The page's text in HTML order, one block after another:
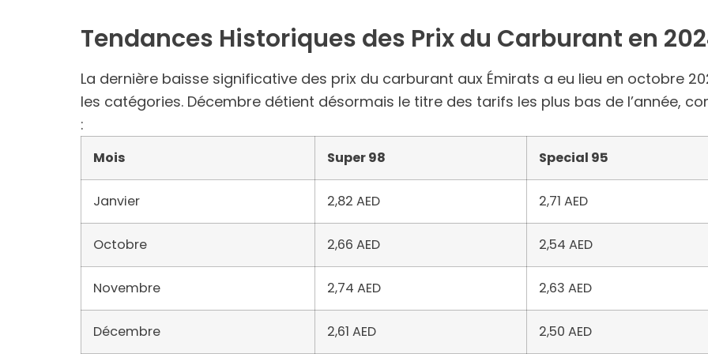
Tendances Historiques des Prix du Carburant en
La dernière baisse significative des prix du carburant aux Émirats a eu lieu en octobre
les catégories. Décembre détient désormais le titre des tarifs les plus bas de l’année,
:
Mois Super 98 Special 95
Janvier 2,82 AED 2,71 AED
Octobre 2,66 AED 2,54 AED
Novembre 2,74 AED 2,63 AED
Décembre 2,61 AED 2,50 AED